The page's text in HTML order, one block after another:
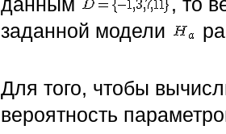
заданной модели
Для того, чтобы
вероятность